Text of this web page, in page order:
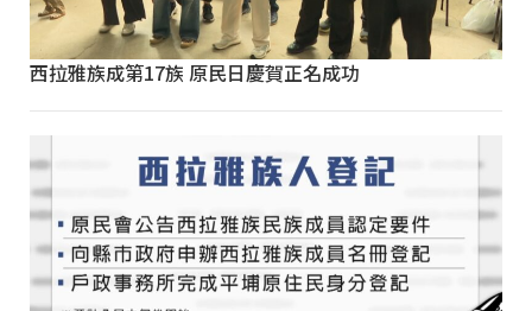
西拉雅族成第17族 原民日慶賀正名成功